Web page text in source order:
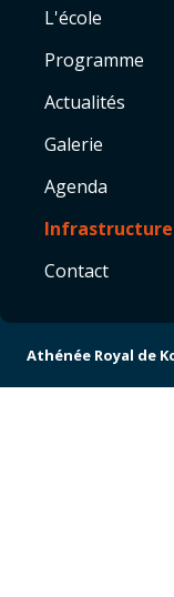
L'école
Programme
Actualités
Galerie
Agenda
Contact
Athénée Royal de